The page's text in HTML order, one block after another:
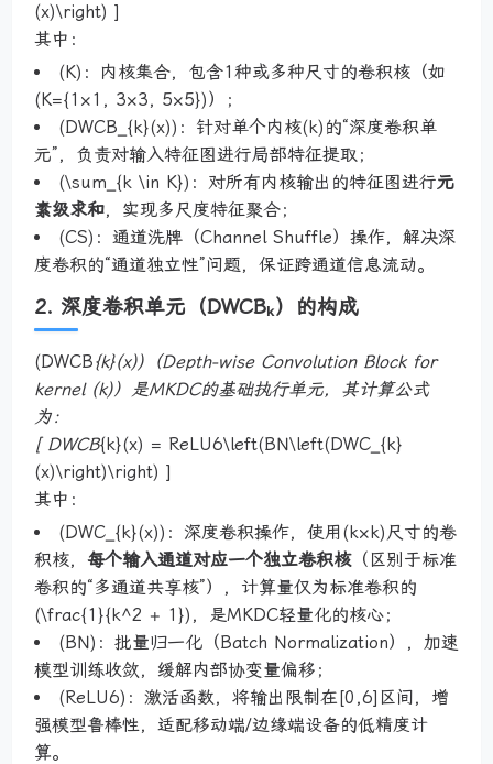
(x)\right) ]
其中：
(K)：内核集合，包含1种或多种尺寸的卷积核（如
(K={1×1, 3×3, 5×5})）；
(DWCB_{k}(x))：针对单个内核(k)的“深度卷积单
元”，负责对输入特征图进行局部特征提取；
(\sum_{k \in K})：对所有内核输出的特征图进行元
素级求和，实现多尺度特征聚合；
(CS)：通道洗牌（Channel Shuffle）操作，解决深
度卷积的“通道独立性”问题，保证跨通道信息流动。
2. 深度卷积单元（DWCBₖ）的构成
(DWCB{k}(x))（Depth-wise Convolution Block for
kernel (k)）是MKDC的基础执行单元，其计算公式
为：
[ DWCB{k}(x) = ReLU6\left(BN\left(DWC_{k}
(x)\right)\right) ]
其中：
(DWC_{k}(x))：深度卷积操作，使用(k×k)尺寸的卷
积核， 每个输入通道对应一个独立卷积核（区别于标准
卷积的“多通道共享核”），计算量仅为标准卷积的
(\frac{1}{k^2 + 1})，是MKDC轻量化的核心；
(BN)：批量归一化（Batch Normalization），加速
模型训练收敛，缓解内部协变量偏移；
(ReLU6)：激活函数，将输出限制在[0,6]区间，增
强模型鲁棒性，适配移动端/边缘端设备的低精度计
算。